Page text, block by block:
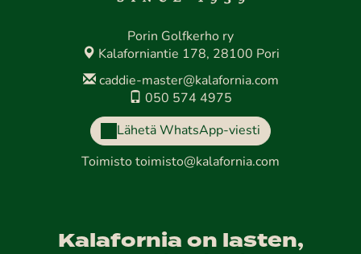
Porin Golfkerho ry
Kalaforniantie 178, 28100 Pori
caddie-master@kalafornia.com
050 574 4975
Lähetä WhatsApp-viesti
Toimisto toimisto@kalafornia.com
Kalafornia on lasten,